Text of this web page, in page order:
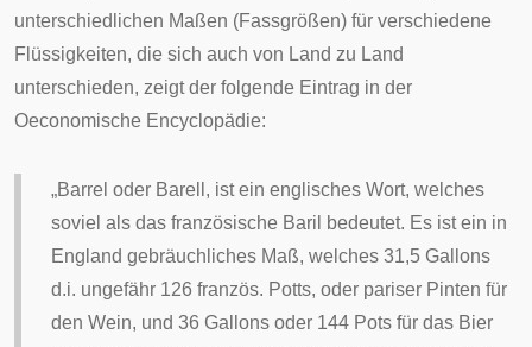
unterschiedlichen Maßen (Fassgrößen) für verschiedene
Flüssigkeiten, die sich auch von Land zu Land
unterschieden, zeigt der folgende Eintrag in der
Oeconomische Encyclopädie:
„Barrel oder Barell, ist ein englisches Wort, welches
soviel als das französische Baril bedeutet. Es ist ein in
England gebräuchliches Maß, welches 31,5 Gallons
d.i. ungefähr 126 französ. Potts, oder pariser Pinten für
den Wein, und 36 Gallons oder 144 Pots für das Bier